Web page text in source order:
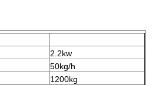
2.2kw
50kg/h
1200kg